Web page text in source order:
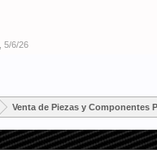
5/6/26
Venta de Piezas y Componentes